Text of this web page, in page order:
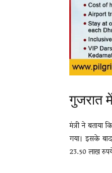
गुजरात
मंत्री ने
गया। इसके
23.50 लाख